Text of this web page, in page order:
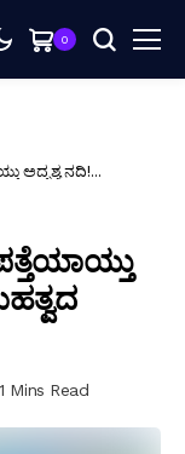
0
ಅದೃಶ್ಯ ನದಿ!
1 Mins Read